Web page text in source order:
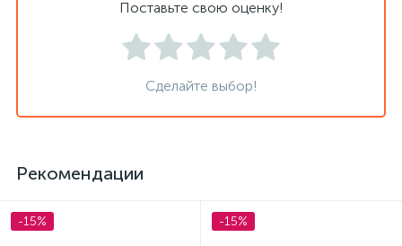
Поставьте свою оценку!
Сделайте выбор!
Рекомендации
-15% -15%